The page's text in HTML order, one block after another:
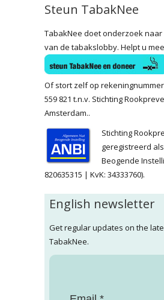
Steun TabakNee
TabakNee doet onderzoek
van de tabakslobby. Helpt u
Of stort zelf op rekeningnummer
559 821 t.n.v. Stichting
Amsterdam..
Stichting
geregistreerd
Beogende
820635315 | KvK: 34333760).
English newsletter
Get regular updates on the
TabakNee.